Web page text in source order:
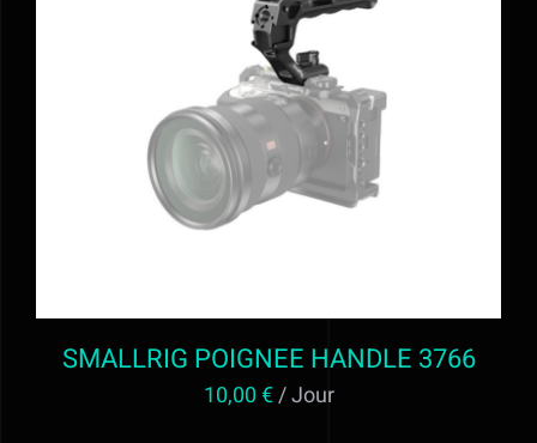
AJOUTER AU PANIER / DÉTAILS
SMALLRIG POIGNEE HANDLE 3766
10,00€/ Jour